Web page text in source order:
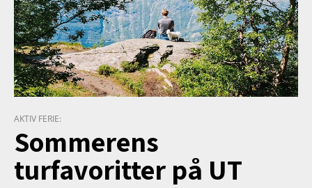
AKTIV FERIE:
Sommerens
turfavoritter på UT